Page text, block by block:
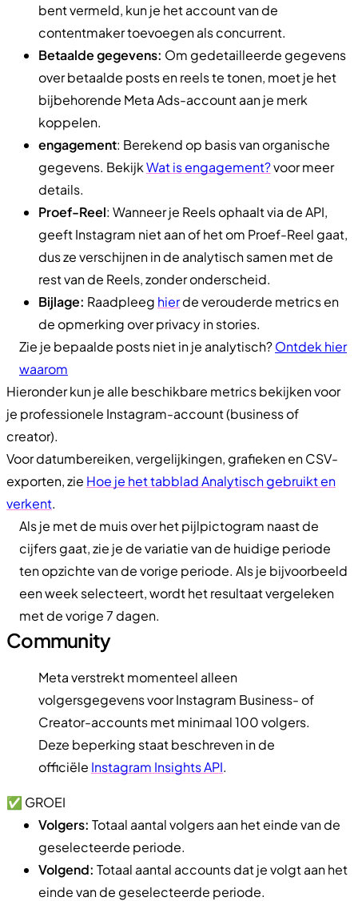
bent vermeld, kun je het account van de
contentmaker toevoegen als concurrent.
Betaalde gegevens: Om gedetailleerde gegevens
over betaalde posts en reels te tonen, moet je het
bijbehorende Meta Ads-account aan je merk
koppelen.
engagement: Berekend op basis van organische
gegevens. BekijkWat is engagement?voor meer
details.
Proef-Reel: Wanneer je Reels ophaalt via de API,
geeft Instagram niet aan of het om Proef-Reel gaat,
dus ze verschijnen in de analytisch samen met de
rest van de Reels, zonder onderscheid.
Bijlage: Raadpleeg hierde verouderde metrics en
de opmerking over privacy in stories.
Zie je bepaalde posts niet in je analytisch?Ontdek hier
waarom
Hieronder kun je alle beschikbare metrics bekijken voor
je professionele Instagram-account (business of
creator).
Voor datumbereiken, vergelijkingen, grafieken en CSV-
exporten, zie Hoe je het tabblad Analytisch gebruikt en
verkent.
Als je met de muis over het pijlpictogram naast de
cijfers gaat, zie je de variatie van de huidige periode
ten opzichte van de vorige periode. Als je bijvoorbeeld
een week selecteert, wordt het resultaat vergeleken
met de vorige 7 dagen.
Community
Meta verstrekt momenteel alleen
volgersgegevens voor Instagram Business- of
Creator-accounts met minimaal 100 volgers.
Deze beperking staat beschreven in de
officiële Instagram Insights API.
✅ GROEI
Volgers: Totaal aantal volgers aan het einde van de
geselecteerde periode.
Volgend: Totaal aantal accounts dat je volgt aan het
einde van de geselecteerde periode.